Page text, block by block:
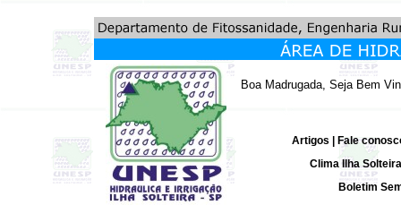
Boa Madrugada, Seja Bem
Artigos
Fale
Clima Ilha Solteira
Boletim